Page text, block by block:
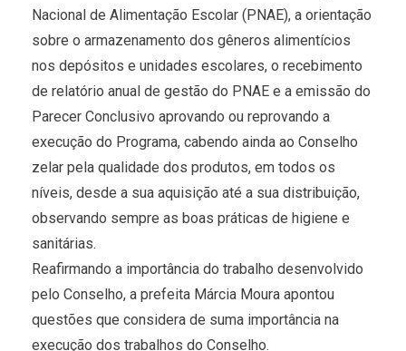
Nacional de Alimentação Escolar (PNAE), a orientação
sobre o armazenamento dos gêneros alimentícios
nos depósitos e unidades escolares, o recebimento
de relatório anual de gestão do PNAE e a emissão do
Parecer Conclusivo aprovando ou reprovando a
execução do Programa, cabendo ainda ao Conselho
zelar pela qualidade dos produtos, em todos os
níveis, desde a sua aquisição até a sua distribuição,
observando sempre as boas práticas de higiene e
sanitárias.
Reafirmando a importância do trabalho desenvolvido
pelo Conselho, a prefeita Márcia Moura apontou
questões que considera de suma importância na
execução dos trabalhos do Conselho.